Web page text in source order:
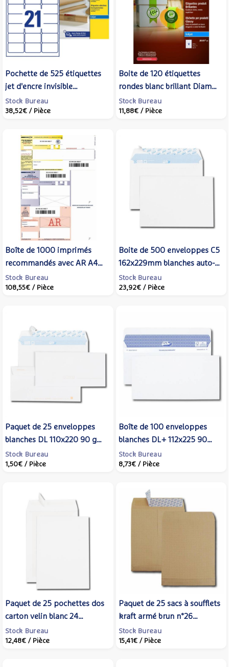
Pochette de 525 étiquettes
jet d'encre invisible
63.5X38.1 J8560 - AVERY
ZWECKFORM
Stock Bureau
38,52€ / Pièce
Boite de 120 étiquettes
rondes blanc brillant Diam
60 mm jet d'encre - AVERY
ZWECKFORM
Stock Bureau
11,88€ / Pièce
Boîte de 1000 imprimés
recommandés avec AR A4
IB1. Laser et jet d'encre -
TECHMAY
Stock Bureau
108,55€ / Pièce
Boite de 500 enveloppes C5
162x229mm blanches auto-
adhésives NF PEFC 90g -
GPV
Stock Bureau
23,92€ / Pièce
Paquet de 25 enveloppes
blanches DL 110x220 90 g
précasées bande de
protection - GPV
Stock Bureau
1,50€ / Pièce
Boîte de 100 enveloppes
blanches DL+ 112x225 90
g/m² Secure® - GPV
Stock Bureau
8,73€ / Pièce
Paquet de 25 pochettes dos
carton velin blanc 24
260x330 bande de
protection - GPV
Stock Bureau
12,48€ / Pièce
Paquet de 25 sacs à soufflets
kraft armé brun n°26
280x375 130g - GPV
Stock Bureau
15,41€ / Pièce